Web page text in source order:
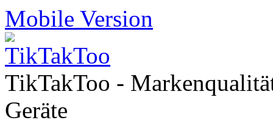
Mobile Version
TikTakToo -
Geräte